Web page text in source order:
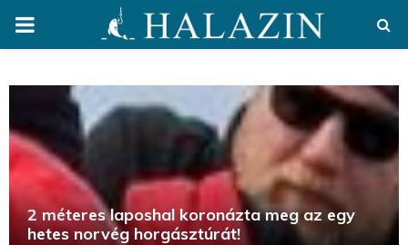
PRIMARY
2 méteres laposhal koronázta meg az egy
hetes norvég horgásztúrát!